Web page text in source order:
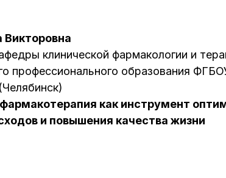
Викторовна
клинической фармакологии и
профессионального образования
как инструмент
и повышения качества жизни